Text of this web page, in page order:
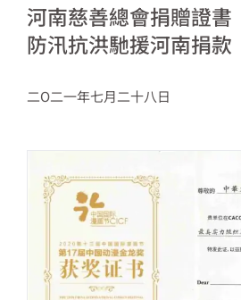
河南慈善總會捐贈證書
防汛抗洪馳援河南捐款
二O二一年七月二十八日